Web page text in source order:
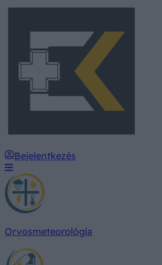
Bejelentkezés
Orvosmeteorológia